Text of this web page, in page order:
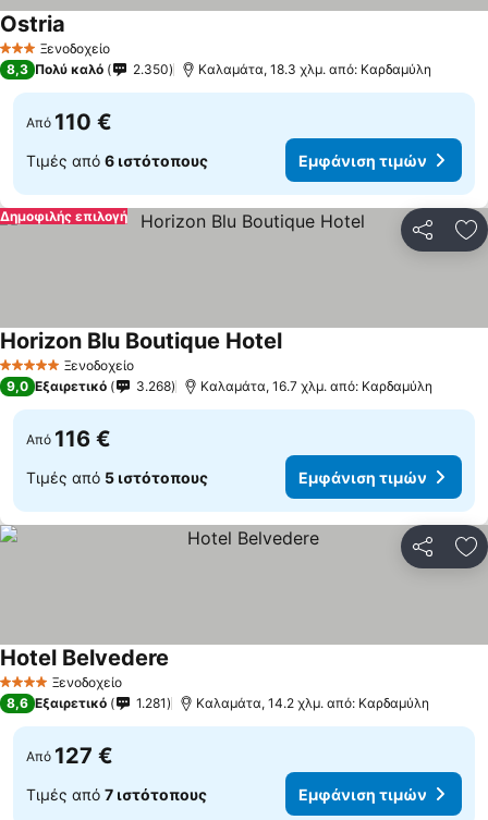
3 ΑστέριαΞενοδοχείο
Ostria
8,3 Πολύ καλό 2.350 Καλαμάτα, 18.3 χλμ. από: Καρδαμύλη
Από 110 €
Τιμές από 6 ιστότοπους Εμφάνιση τιμών
Δημοφιλής επιλογή
5 Αστέρια Ξενοδοχείο
Horizon Blu Boutique HotelΕμφάνιση τιμών
9,0 Εξαιρετικό 3.268 Καλαμάτα, 16.7 χλμ. από: Καρδαμύλη
Από 116 €
Τιμές από 5 ιστότοπους Εμφάνιση τιμών
4 ΑστέριαΞενοδοχείο
Hotel Belvedere
8,6 Εξαιρετικό 1.281 Καλαμάτα, 14.2 χλμ. από: Καρδαμύλη
Από 127 €
Τιμές από 7 ιστότοπους Εμφάνιση τιμών